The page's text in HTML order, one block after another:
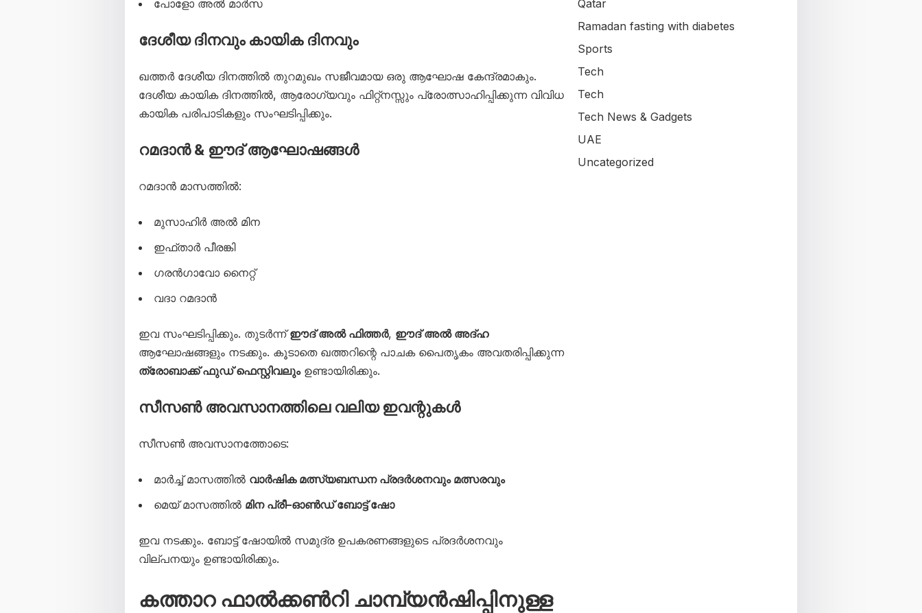
പോളോ അൽ മാർസ
ദേശീയ ദിനവും കായിക ദിനവും
ഖത്തർ ദേശീയ ദിനത്തിൽ തുറമുഖം സജീവമായ ഒരു ആഘോഷ കേന്ദ്രമാകും.
ദേശീയ കായിക ദിനത്തിൽ, ആരോഗ്യവും ഫിറ്റ്നസ്സും പ്രോത്സാഹിപ്പിക്കുന്ന വിവിധ
കായിക പരിപാടികളും സംഘടിപ്പിക്കും.
റമദാൻ & ഈദ് ആഘോഷങ്ങൾ
റമദാൻ മാസത്തിൽ:
മുസാഹിർ അൽ മിന
ഇഫ്താർ പീരങ്കി
ഗരൻഗാവോ നൈറ്റ്
വദാ റമദാൻ
ഇവ സംഘടിപ്പിക്കും. തുടർന്ന്ഈദ് അൽ ഫിത്തർ, ഈദ് അൽ അദ്ഹ
ആഘോഷങ്ങളും നടക്കും. കൂടാതെ ഖത്തറിന്റെ പാചക പൈതൃകം അവതരിപ്പിക്കുന്ന
ത്രോബാക്ക് ഫുഡ് ഫെസ്റ്റിവലുംഉണ്ടായിരിക്കും.
സീസൺ അവസാനത്തിലെ വലിയ ഇവന്റുകൾ
സീസൺ അവസാനത്തോടെ:
മാർച്ച് മാസത്തിൽ വാർഷിക മത്സ്യബന്ധന പ്രദർശനവും മത്സരവും
മെയ് മാസത്തിൽ മിന പ്രീ–ഓൺഡ് ബോട്ട് ഷോ
ഇവ നടക്കും. ബോട്ട് ഷോയിൽ സമുദ്ര ഉപകരണങ്ങളുടെ പ്രദർശനവും
വില്പനയും ഉണ്ടായിരിക്കും.
കത്താറ ഫാൽക്കൺറി ചാമ്പ്യൻഷിപ്പിനുള്ള
Qatar
Ramadan fasting with diabetes
Sports
Tech
Tech
Tech News & Gadgets
UAE
Uncategorized